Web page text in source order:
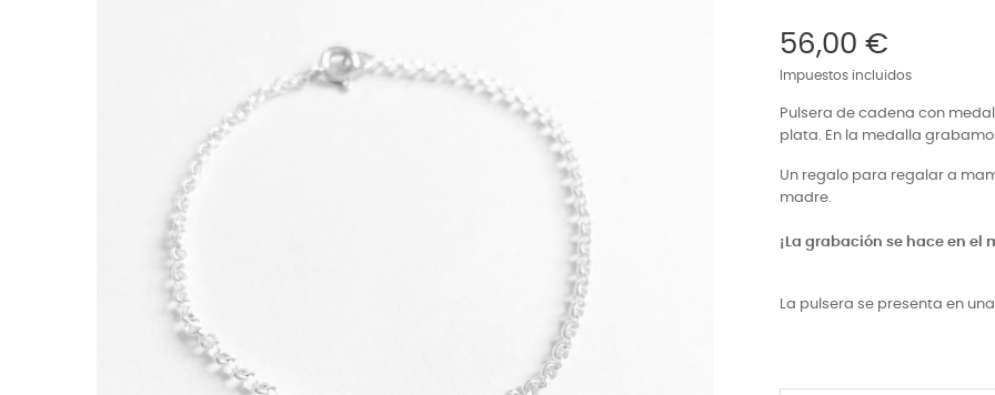
56,00 €
Impuestos incluidos
Pulsera de cadena con
plata. En la medalla
Un regalo para regalar a
madre.
¡La grabación se hace en el
La pulsera se presenta en